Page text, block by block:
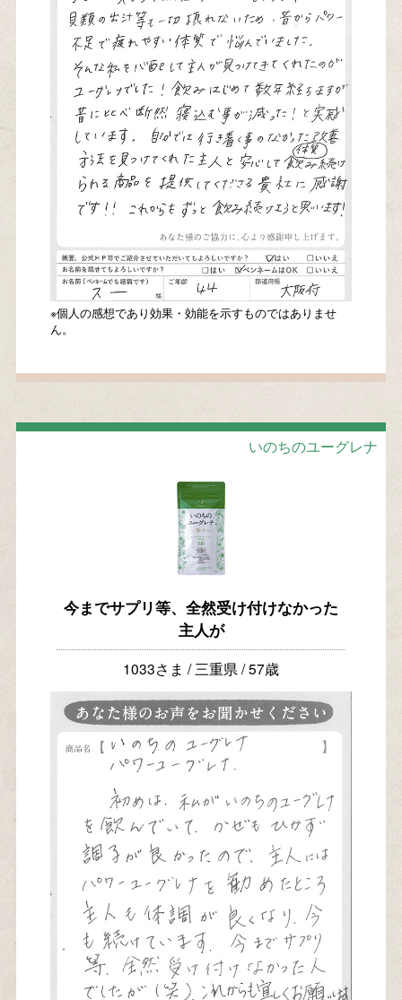
※個人の感想であり効果・効能を示すものではありませ
ん。
いのちのユーグレナ
今までサプリ等、全然受け付けなかった
主人が
1033さま / 三重県 / 57歳